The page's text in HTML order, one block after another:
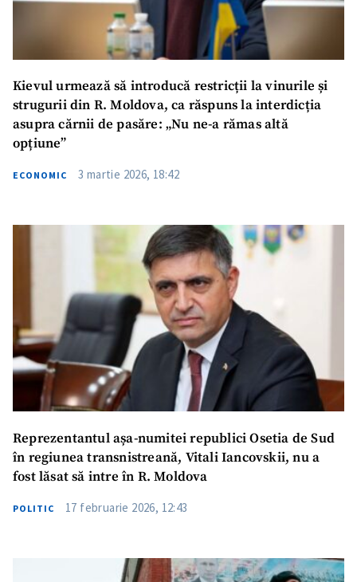
Kievul urmează să introducă restricții la vinurile și
strugurii din R. Moldova, ca răspuns la interdicția
asupra cărnii de pasăre: „Nu ne-a rămas altă
opțiune”
ECONOMIC 3 martie 2026, 18:42
Reprezentantul așa-numitei republici Osetia de Sud
în regiunea transnistreană, Vitali Iancovskii, nu a
fost lăsat să intre în R. Moldova
POLITIC 17 februarie 2026, 12:43